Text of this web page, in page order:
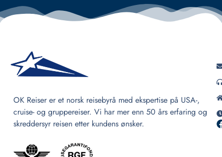
OK Reiser er et norsk reisebyrå med ekspertise på USA-,
cruise- og gruppereiser. Vi har mer enn 50 års erfaring og
skreddersyr reisen etter kundens ønsker.